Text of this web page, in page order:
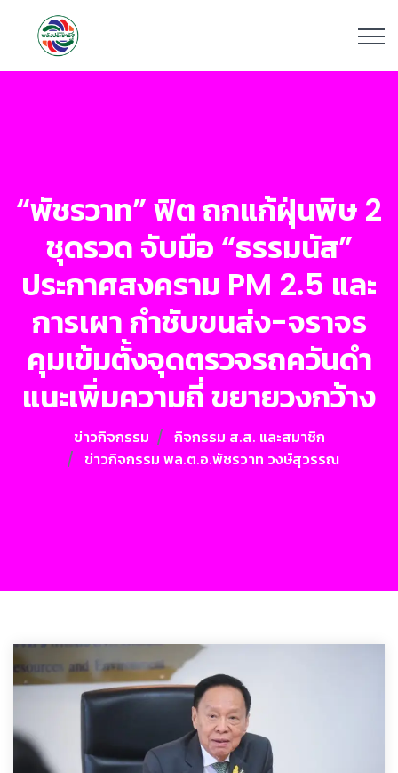
“พัชรวาท” ฟิต ถกแก้ฝุ่นพิษ 2
ชุดรวด จับมือ “ธรรมนัส”
ประกาศสงคราม PM 2.5 และ
การเผา กำชับขนส่ง-จราจร
คุมเข้มตั้งจุดตรวจรถควันดำ
แนะเพิ่มความถี่ ขยายวงกว้าง
ข่าวกิจกรรม
กิจกรรม ส.ส. และสมาชิก
ข่าวกิจกรรม พล.ต.อ.พัชรวาท วงษ์สุวรรณ